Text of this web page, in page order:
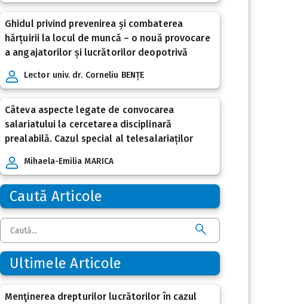
Ghidul privind prevenirea și combaterea
hărțuirii la locul de muncă – o nouă provocare
a angajatorilor și lucrătorilor deopotrivă
Lector univ. dr. Corneliu BENȚE
Câteva aspecte legate de convocarea
salariatului la cercetarea disciplinară
prealabilă. Cazul special al telesalariaților
Mihaela-Emilia MARICA
Caută Articole
Ultimele Articole
Menţinerea drepturilor lucrătorilor în cazul